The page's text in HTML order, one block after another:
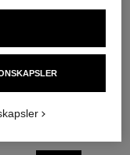
de Parfum Spray
starter fra